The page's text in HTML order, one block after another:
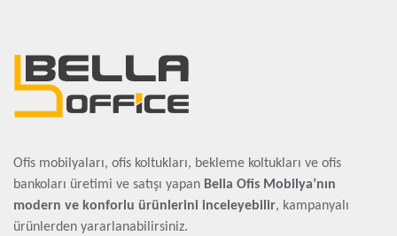
Ofis mobilyaları, ofis koltukları, bekleme koltukları ve ofis
bankoları üretimi ve satışı yapan Bella Ofis Mobilya’nın
modern ve konforlu ürünlerini inceleyebilir, kampanyalı
ürünlerden yararlanabilirsiniz.